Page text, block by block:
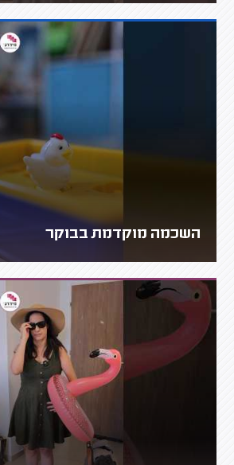
השכמה מוקדמת בבוקר